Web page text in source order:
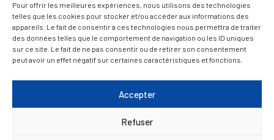
Pour offrir les meilleures expériences, nous utilisons des technologies
telles que les cookies pour stocker et/ou accéder aux informations des
appareils. Le fait de consentir à ces technologies nous permettra de traiter
des données telles que le comportement de navigation ou les ID uniques
sur ce site. Le fait de ne pas consentir ou de retirer son consentement
peut avoir un effet négatif sur certaines caractéristiques et fonctions.
Accepter
Refuser
Vendredi : 9h00 à 12h00
— Contacter la Mairie
Marchés publics